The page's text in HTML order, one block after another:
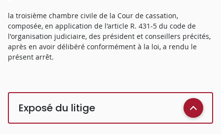
la troisième chambre civile de la Cour de cassation,
composée, en application de l'article R. 431-5 du code de
l'organisation judiciaire, des président et conseillers précités,
après en avoir délibéré conformément à la loi, a rendu le
présent arrêt.
Exposé du litige